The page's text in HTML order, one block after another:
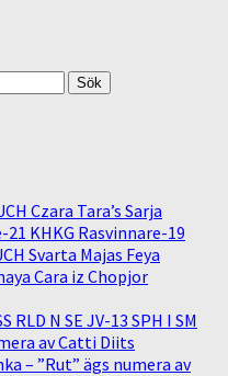
Czara Tara’s Sarja
21 KHKG Rasvinnare-19
Svarta Majas Feya
Cara iz Chopjor
RLD N SE JV-13 SPH I SM
av Catti Diits
– ”Rut” ägs numera av